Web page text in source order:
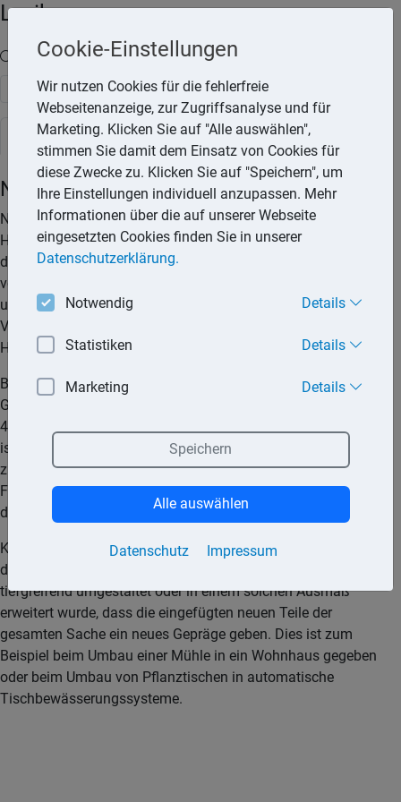
Lexika
Volltext-Suche in den Lexika
Suchen
Steuerlexikon
Nachträgliche Herstellungskosten
Nach der Fertigstellung eines Gebäudes ist
Herstellungsaufwand anzunehmen, wenn Aufwendungen
durch den Verbrauch von Gütern und die Inanspruchnahme
von Diensten für die Erweiterung oder für die über den
ursprünglichen Zustand hinausgehende wesentliche
Verbesserung eines Gebäudes entstehen (§ 255 Abs. 2 Satz 1
HGB, R 21.1(2) EStR).
Betragen die Aufwendungen nach Fertigstellung eines
Gebäudes für die einzelne Baumaßnahme nicht mehr als
4.000,– € (Rechnungsbetrag ohne Umsatzsteuer) je Gebäude,
ist auf Antrag dieser Aufwand stets als Erhaltungsaufwand
zu behandeln. Auf Aufwendungen, die der endgültigen
Fertigstellung eines neu errichteten Gebäudes dienen, ist
diese Vereinfachungsregelung jedoch nicht anzuwenden.
Keine nachträglichen Herstellungskosten entstehen, wenn
das bisherige Wirtschaftsgut sich im Wesen geändert oder
tiefgreifend umgestaltet oder in einem solchen Ausmaß
erweitert wurde, dass die eingefügten neuen Teile der
gesamten Sache ein neues Gepräge geben. Dies ist zum
Beispiel beim Umbau einer Mühle in ein Wohnhaus gegeben
oder beim Umbau von Pflanztischen in automatische
Tischbewässerungssysteme.
Cookie-Einstellungen
Wir nutzen Cookies für die fehlerfreie
Webseitenanzeige, zur Zugriffsanalyse und für
Marketing. Klicken Sie auf "Alle auswählen",
stimmen Sie damit dem Einsatz von Cookies für
diese Zwecke zu. Klicken Sie auf "Speichern", um
Ihre Einstellungen individuell anzupassen. Mehr
Informationen über die auf unserer Webseite
eingesetzten Cookies finden Sie in unserer
Datenschutzerklärung.
Notwendig Details
Statistiken Details
Marketing Details
Datenschutz Impressum
Speichern
Alle auswählen